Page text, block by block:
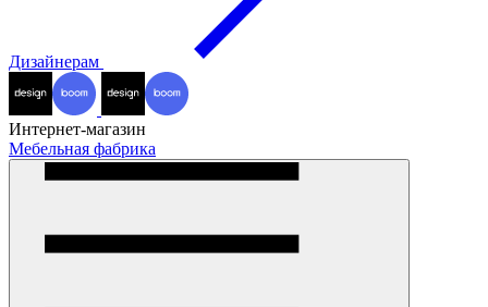
Дизайнерам
Интернет-магазин
Мебельная фабрика